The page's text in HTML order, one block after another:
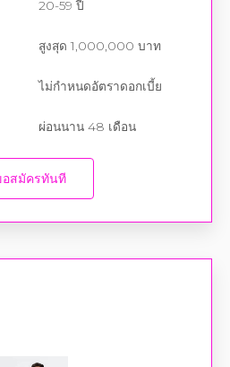
ไม่กำหนดอัตราดอกเบี้ย
ผ่อนนาน 48 เดือน
ขอสมัครทันที